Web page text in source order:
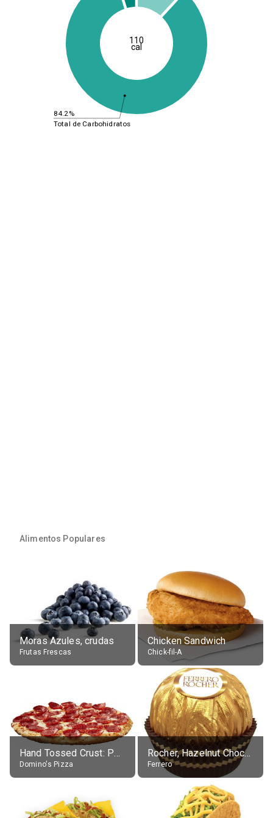
84.2%
Total de Carbohidratos
110
cal
Alimentos Populares
Moras Azules, crudas
Frutas Frescas
Chicken Sandwich
Chick-fil-A
Hand Tossed Crust: Pepperoni Pizza (Large 14")
Domino's Pizza
Rocher, Hazelnut Chocolate Ball
Ferrero